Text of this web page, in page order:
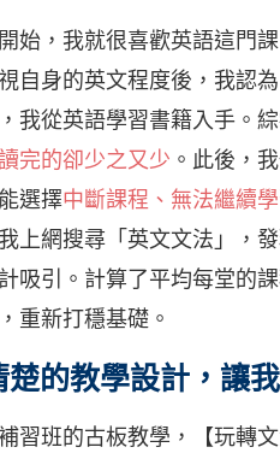
始，我就很喜歡英語這門
自身的英文程度後，我認
我從英語學習書籍入手。
完的卻少之又少 。此後，
選擇中斷課程、無法繼續
上網搜尋「英文文法」，發
吸引。計算了平均每堂的
重新打穩基礎。
楚的教學設計，讓
習班的古板教學，【玩轉